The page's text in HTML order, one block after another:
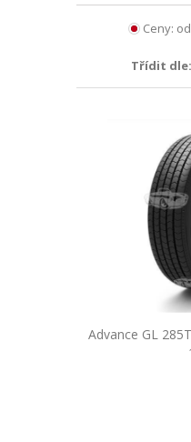
Ceny:
Třídit dle:
Advance GL